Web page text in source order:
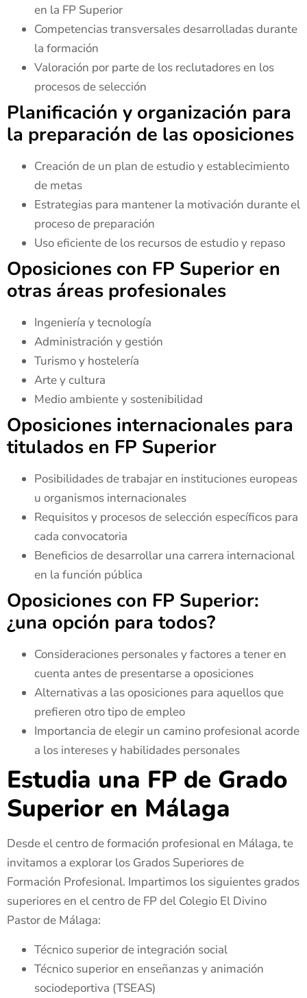
en la FP Superior
Competencias transversales desarrolladas durante
la formación
Valoración por parte de los reclutadores en los
procesos de selección
Planificación y organización para
la preparación de las oposiciones
Creación de un plan de estudio y establecimiento
de metas
Estrategias para mantener la motivación durante el
proceso de preparación
Uso eficiente de los recursos de estudio y repaso
Oposiciones con FP Superior en
otras áreas profesionales
Ingeniería y tecnología
Administración y gestión
Turismo y hostelería
Arte y cultura
Medio ambiente y sostenibilidad
Oposiciones internacionales para
titulados en FP Superior
Posibilidades de trabajar en instituciones europeas
u organismos internacionales
Requisitos y procesos de selección específicos para
cada convocatoria
Beneficios de desarrollar una carrera internacional
en la función pública
Oposiciones con FP Superior:
¿una opción para todos?
Consideraciones personales y factores a tener en
cuenta antes de presentarse a oposiciones
Alternativas a las oposiciones para aquellos que
prefieren otro tipo de empleo
Importancia de elegir un camino profesional acorde
a los intereses y habilidades personales
Estudia una FP de Grado
Superior en Málaga
Desde el centro de formación profesional en Málaga, te
invitamos a explorar los Grados Superiores de
Formación Profesional. Impartimos los siguientes grados
superiores en el centro de FP del Colegio El Divino
Pastor de Málaga:
Técnico superior de integración social
Técnico superior en enseñanzas y animación
sociodeportiva (TSEAS)